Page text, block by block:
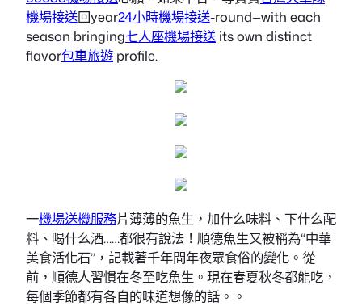
機場接送回year24小時機場接送-round—with each
season bringing七人座機場接送 its own distinct
flavor包車旅遊 profile.
一機場送機服務片薄薄的魚生，加什么味料、下什么配
料、喝什么酒……都很有說法！順德魚生又被稱為“中華
美食活化石”，記載著千年間年夜眾食俗的變化。從
前，順德人習慣在冬至吃魚生。現在春夏秋冬都能吃，
每個季節都有各自的味道想像的話。。